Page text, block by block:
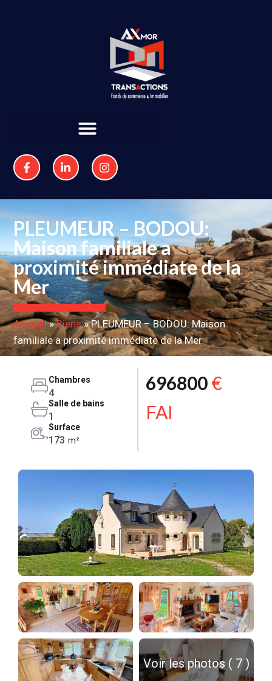
PLEUMEUR – BODOU:
Maison familiale a
proximité immédiate de la
Mer
Accueil»Biens»PLEUMEUR – BODOU: Maison
familiale a proximité immédiate de la Mer
Chambres
4
Salle de bains
1
Surface
173 m²
696800€
FAI
Voir les photos ( 7 )